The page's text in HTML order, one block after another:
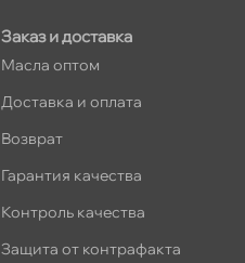
Заказ и доставка
Масла оптом
Доставка и оплата
озврат
Гарантия качества
Контроль качества
Защита от контрафакта